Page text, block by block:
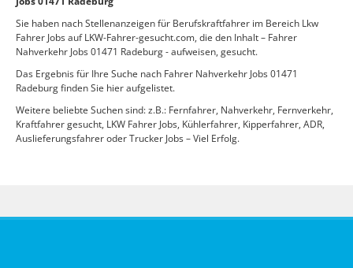
Sie haben nach Stellenanzeigen für Berufskraftfahrer im Bereich Lkw
Fahrer Jobs auf LKW-Fahrer-gesucht.com, die den Inhalt – Fahrer
Nahverkehr Jobs 01471 Radeburg - aufweisen, gesucht.
Das Ergebnis für Ihre Suche nach Fahrer Nahverkehr Jobs 01471
Radeburg finden Sie hier aufgelistet.
Weitere beliebte Suchen sind: z.B.: Fernfahrer, Nahverkehr, Fernverkehr,
Kraftfahrer gesucht, LKW Fahrer Jobs, Kühlerfahrer, Kipperfahrer, ADR,
Auslieferungsfahrer oder Trucker Jobs – Viel Erfolg.